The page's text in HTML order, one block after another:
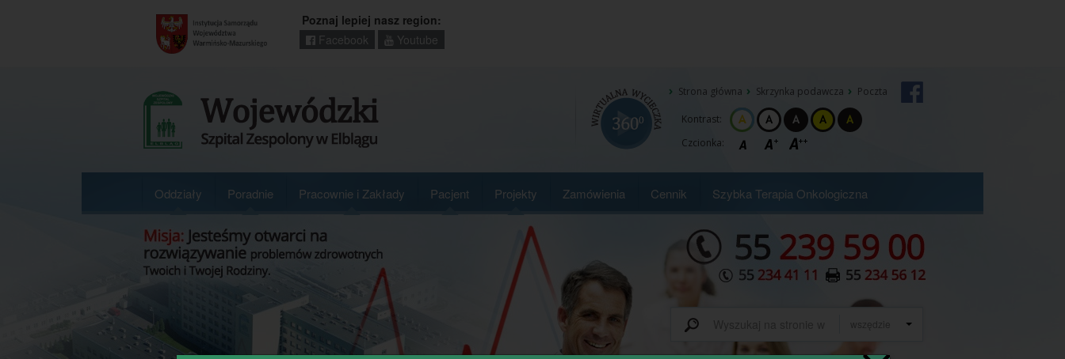
portal
informacyjny
Wrota
Warmii
Mazur
Poznaj lepiej nasz region:
Facebook
Youtube
Strona główna Skrzynka podawcza Poczta
Kontrast:
Czcionka:
Oddziały Poradnie Pracownie i Zakłady Pacjent Projekty Zamówienia Cennik Szybka Terapia Onkologiczna
Wpisz
szukane